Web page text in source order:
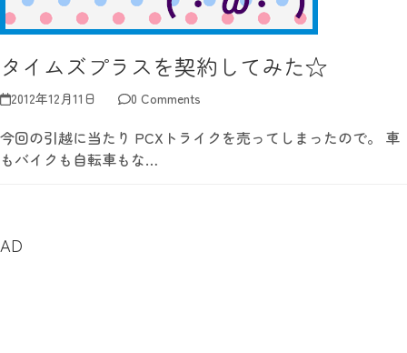
タイムズプラスを契約してみた☆
2012年12月11日 0 Comments
今回の引越に当たり PCXトライクを売ってしまったので。 車
もバイクも自転車もな…
AD